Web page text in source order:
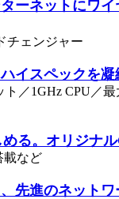
ーネットにワ
チェンジャー
イスペックを凝
／1GHz CPU／
る。オリジナ
載など
先進のネット